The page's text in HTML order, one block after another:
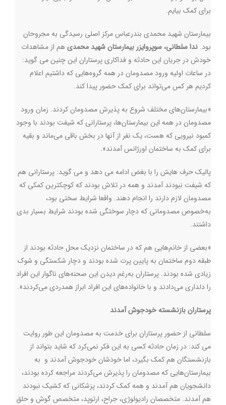
برای کمک بیایم.
بیمارستان شهید محمدی بندرعباس مرکز اصلی رسیدگی به مجروحان
بود. ندا سلطانی، سوپروایزر بیمارستان شهید محمدیهم از مشاهدات
خودش در جریان این حادثه و فداکاری پرستاران این چنین می گوید:
در ساعات اولیه ورود مصدومان در همه گروه‌هایی که داشتیم اعلام
کردیم هر کس می‌تواند برای کمک حضور پیدا کند.
«بیمارستان‌های مختلف شروع به پذیرش مصدومان کردند. زمان ورود
مصدومان در همه این بیمارستان‌ها، پرستارانی که شیفت بودند با وجود
کمبود نیرویی که هست، یک نفر از آنها در بخش باقی می‌ماند و بقیه
برای کمک به ساختمان اورژانس آمدند».
پالیک حرف هایش را با بغض ادامه می دهد و می گوید: پرستارانی هم
که شیفت نبودند آمدند و همه در تلاش بودند که کوچکترین کمکی که
مصدومان لازم دارند را انجام دهند. واقعا شرایط سختی بود،
به‌خصوص مصدومانی که دچار سوختگی شده بودند شرایط بسیار بدی
داشتند.
«بعضی از خانم‌هایی هم که در ساختمان نزدیک محل حادثه بودند از
طبقه دوم ساختمان به پایین پرت شده بودند و دچار شکستگی و شوک
زیادی شده بودند. پرستاران به‌رغم دیدن این صحنه‌های ناگوار این افراد
را دلداری می‌دادند و با خانواده‌های این افراد ابراز همدردی می‌کردند».
پرستاران بازنشسته خودجوش آمدند
سلطانی از حضور پرستاران برای خدمت به مصدومان این طور روایت
می کند: در زمان حادثه کسی به این فکر نمی‌کرد که شاید بتواند از
بازنشستگان هم کمک بگیرد، اما خودشان خودجوش آمدند و به
بیمارستان‌هایی که مصدومان را پذیرش می‌کردند مراجعه کرده بودند،
دانشجویان هم آمدند و همه کمک کردند، پزشکانی که کشیک نبودند
هم آمدند. متخصصان رادیولوژی، جراح، ارتوپد، متخصص گوش و حلق